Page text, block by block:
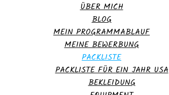
ÜBER MICH
BLOG
MEIN PROGRAMMABLAUF
MEINE BEWERBUNG
PACKLISTE
PACKLISTE FÜR EIN JAHR USA
BEKLEIDUNG